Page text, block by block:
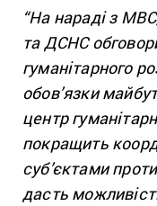
“На нараді з
та ДСНС
гуманітарного
обов’язки
центр
покращить
суб’єктами
дасть